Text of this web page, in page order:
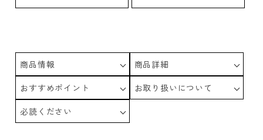
商品情報
商品詳細
おすすめポイント
お取り扱いについて
必読ください